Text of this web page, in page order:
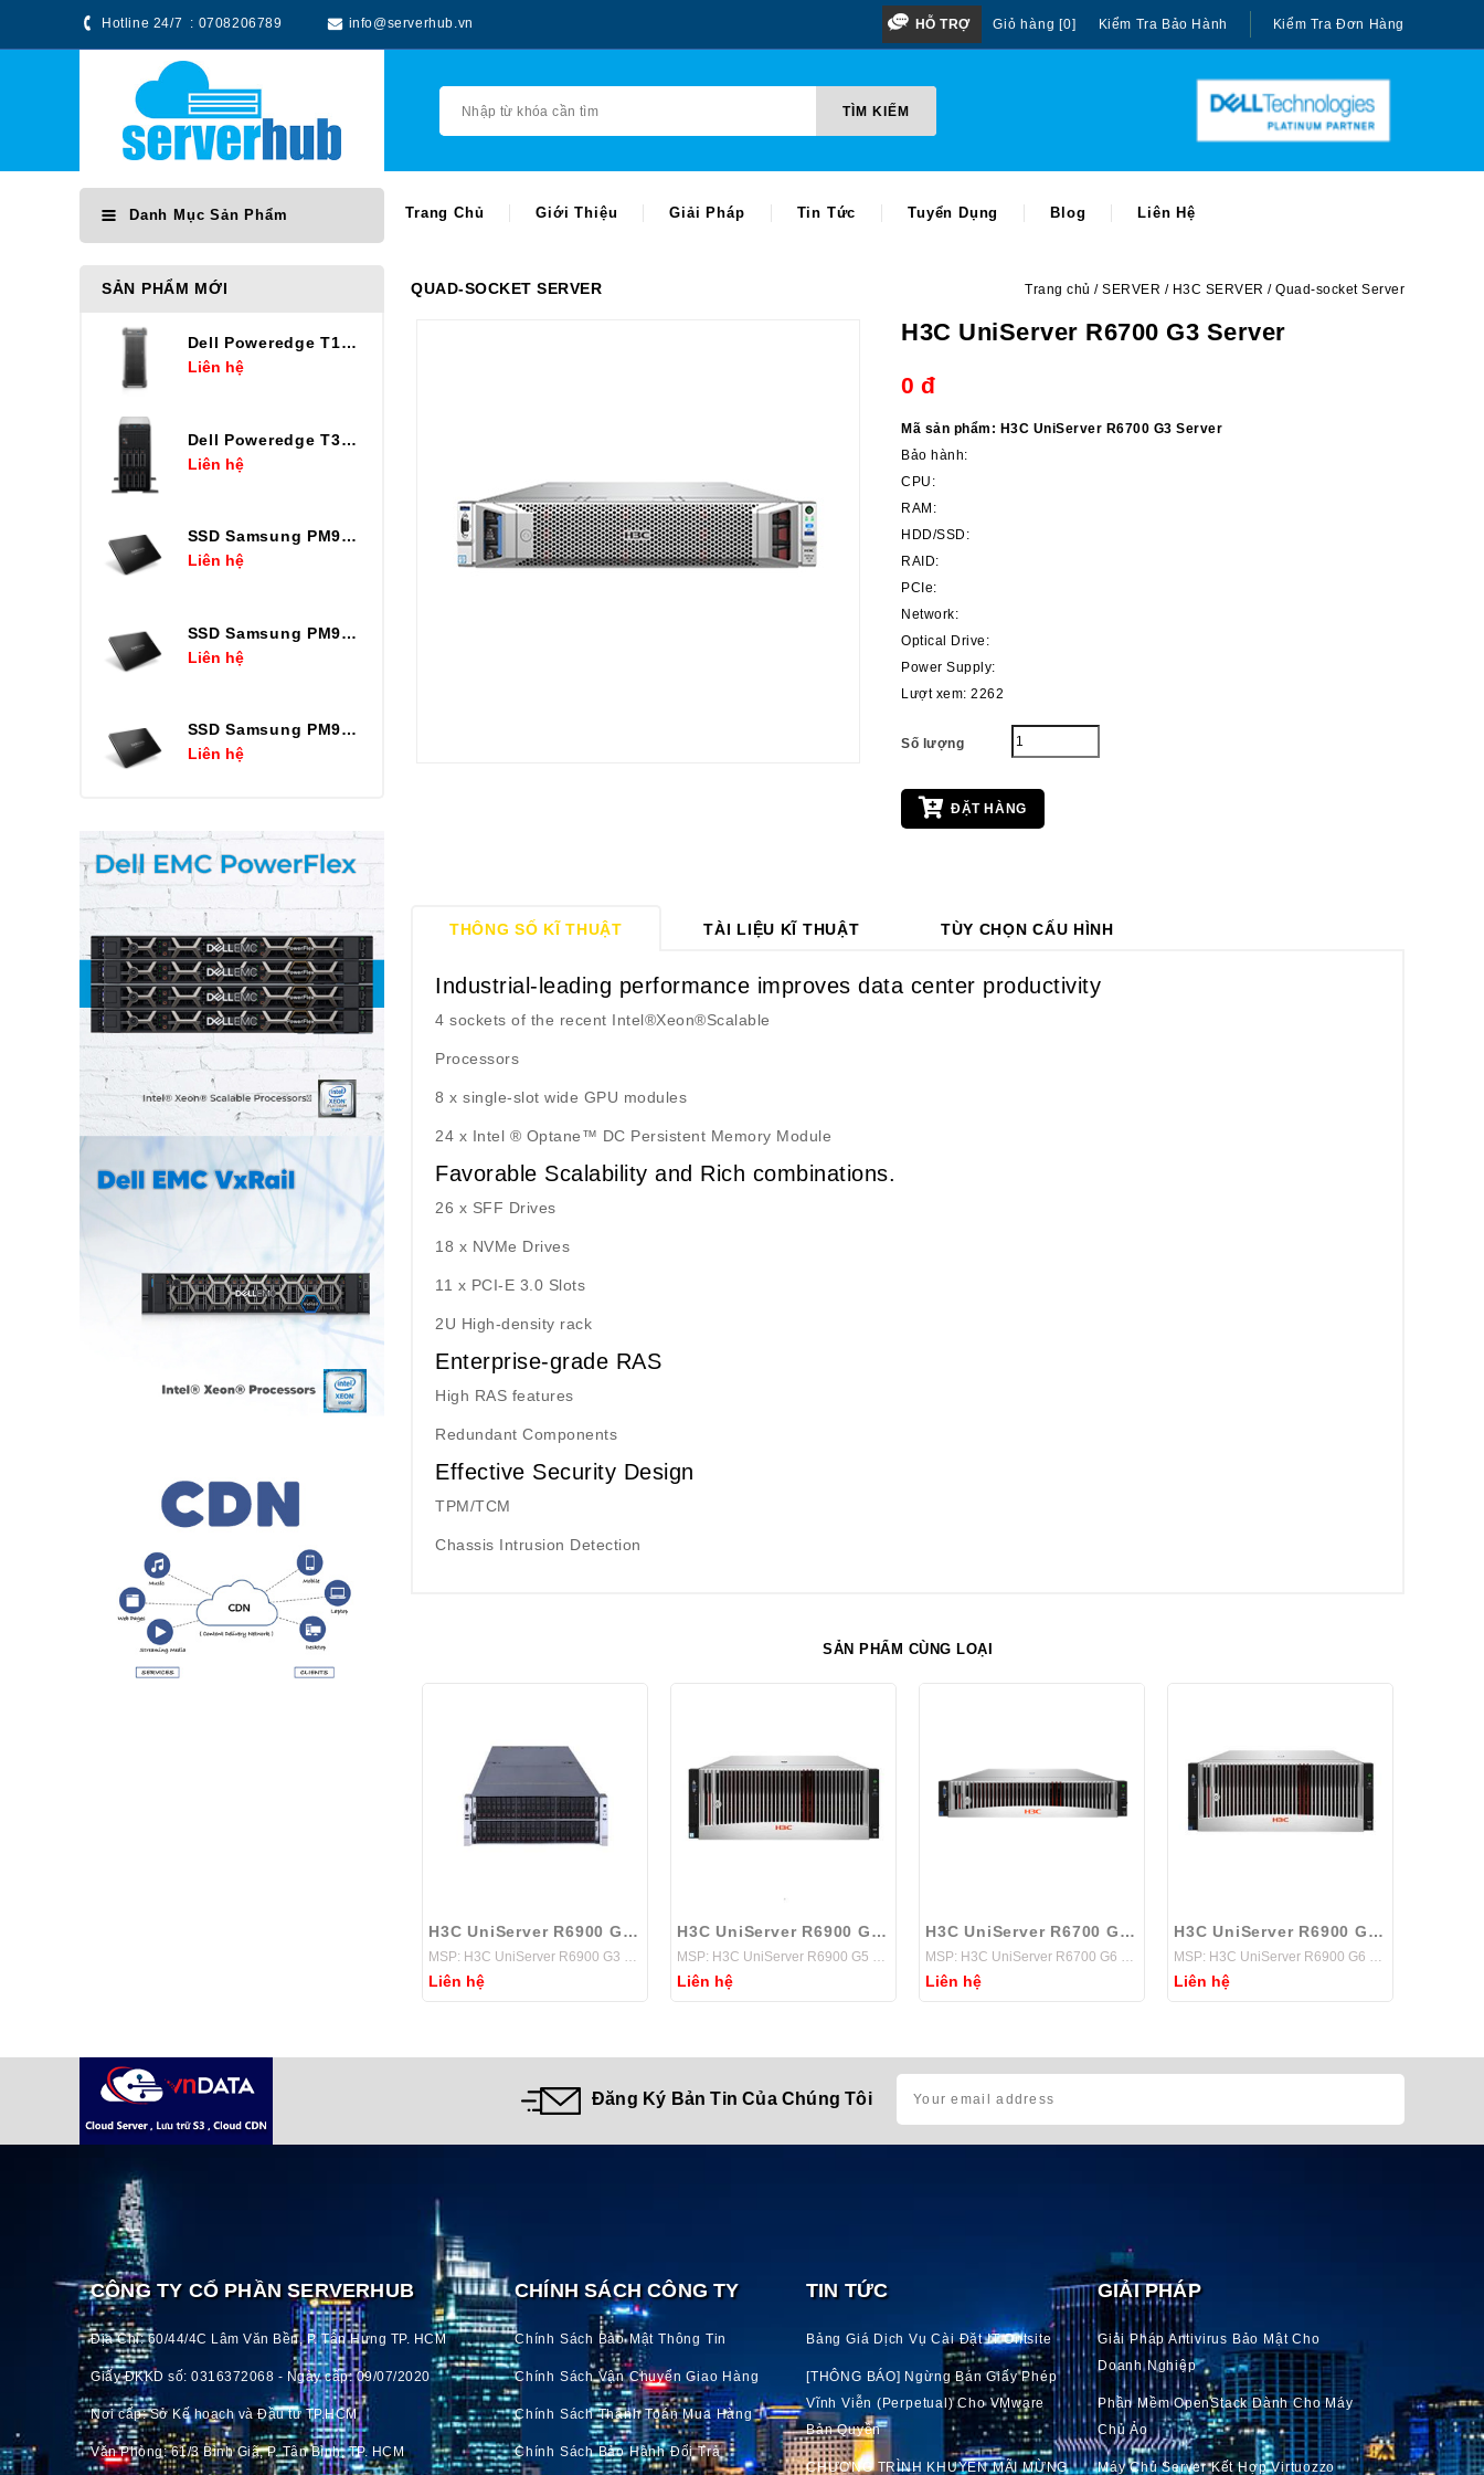
Hotline 24/7 : 0708206789 info@serverhub.vn Kiểm Tra Bảo Hành Kiểm Tra Đơn Hàng
Giỏ hàng [0]
HỖ TRỢ
TÌM KIẾM
TÌM KIẾM
Danh Mục Sản Phẩm Trang Chủ Giới Thiệu Giải Pháp Tin Tức Tuyển Dụng Blog Liên Hệ
SẢN PHẨM MỚI
Dell Poweredge T160 E-2434
Liên hệ
Dell Poweredge T360 E-2436
Liên hệ
SSD Samsung PM9A3 7.68TB U.2 2.5in
Liên hệ
SSD Samsung PM9A3 3.84TB U.2 2.5in
Liên hệ
SSD Samsung PM9A3 1.92TB U.2 2.5in
Liên hệ
QUAD-SOCKET SERVER Trang chủ SERVER H3C SERVER Quad-socket Server
H3C UniServer R6700 G3 Server
0 đ
Mã sản phẩm: H3C UniServer R6700 G3 Server
Bảo hành:
CPU:
RAM:
HDD/SSD:
RAID:
PCIe:
Network:
Optical Drive:
Power Supply:
Lượt xem: 2262
Số lượng
ĐẶT HÀNG
THÔNG SỐ KĨ THUẬT TÀI LIỆU KĨ THUẬT TÙY CHỌN CẤU HÌNH
Industrial-leading performance improves data center productivity
4 sockets of the recent Intel®Xeon®Scalable
Processors
8 x single-slot wide GPU modules
24 x Intel ® Optane™ DC Persistent Memory Module
Favorable Scalability and Rich combinations.
26 x SFF Drives
18 x NVMe Drives
11 x PCI-E 3.0 Slots
2U High-density rack
Enterprise-grade RAS
High RAS features
Redundant Components
Effective Security Design
TPM/TCM
Chassis Intrusion Detection
SẢN PHẨM CÙNG LOẠI
H3C UniServer R6900 G3 Server
MSP: H3C UniServer R6900 G3 Server
Liên hệ
H3C UniServer R6900 G5 Server
MSP: H3C UniServer R6900 G5 Server
Liên hệ
H3C UniServer R6700 G6 Server
MSP: H3C UniServer R6700 G6 Server
Liên hệ
H3C UniServer R6900 G6 Server
MSP: H3C UniServer R6900 G6 Server
Liên hệ
Đăng Ký Bản Tin Của Chúng Tôi
CÔNG TY CỔ PHẦN SERVERHUB
Địa Chỉ: 60/44/4C Lâm Văn Bền, P. Tân Hưng TP. HCM
Giấy ĐKKD số: 0316372068 - Ngày cấp: 09/07/2020
Nơi cấp: Sở Kế hoạch và Đầu tư TP.HCM
Văn Phòng: 61/3 Bình Giã, P. Tân Bình, TP. HCM
CHÍNH SÁCH CÔNG TY
Chính Sách Bảo Mật Thông Tin
Chính Sách Vận Chuyển Giao Hàng
Chính Sách Thanh Toán Mua Hàng
Chính Sách Bảo Hành Đổi Trả
TIN TỨC
Bảng Giá Dịch Vụ Cài Đặt IT Ontsite
[THÔNG BÁO] Ngừng Bán Giấy Phép
Vĩnh Viễn (perpetual) Cho VMware
Bản Quyền
CHƯƠNG TRÌNH KHUYẾN MÃI MỪNG
GIẢI PHÁP
Giải Pháp Antivirus Bảo Mật Cho
Doanh Nghiệp
Phần Mềm OpenStack Dành Cho Máy
Chủ Ảo
Máy Chủ Server Kết Hợp Virtuozzo